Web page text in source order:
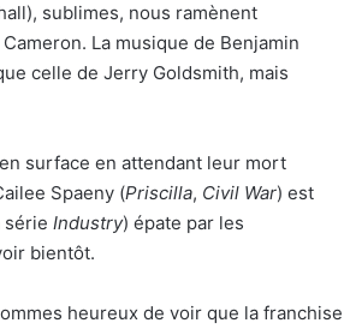
sublimes, nous ramènent
La musique de Benjamin
celle de Jerry Goldsmith, mais
surface en attendant leur mort
Spaeny (Priscilla, Civil War) est
série Industry) épate par les
bientôt.
heureux de voir que la franchise
Raï : Oran accueille le festival
international, Sidi Bel Abbès retrouve
Himoud Brahimi, dit « Momo » : le
gardien de l’âme de la Casbah
algériens qui témoignent de l’amitié